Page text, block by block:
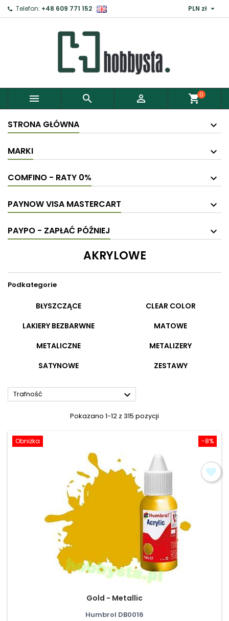
Telefon: +48 609 771 152 PLN zł 
   shopping_cart0
STRONA GŁÓWNA
MARKI
COMFINO - RATY 0%
PAYNOW VISA MASTERCART
PAYPO - ZAPŁAĆ PÓŹNIEJ
AKRYLOWE
Podkategorie
BŁYSZCZĄCE
CLEAR COLOR
LAKIERY BEZBARWNE
MATOWE
METALICZNE
METALIZERY
SATYNOWE
ZESTAWY
Trafność 
Pokazano 1-12 z 315 pozycji
-8%
Obniżka
Gold - Metallic
Humbrol DB0016
Zaloguj ×
Aby zapisać produkty do Schowka, musisz się
Anuluj Zaloguj